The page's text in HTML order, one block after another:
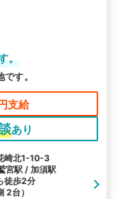
院名から探す
。
す。
円支給
あり
崎北1-10-3
宮駅 / 加須駅
徒歩2分
2台）